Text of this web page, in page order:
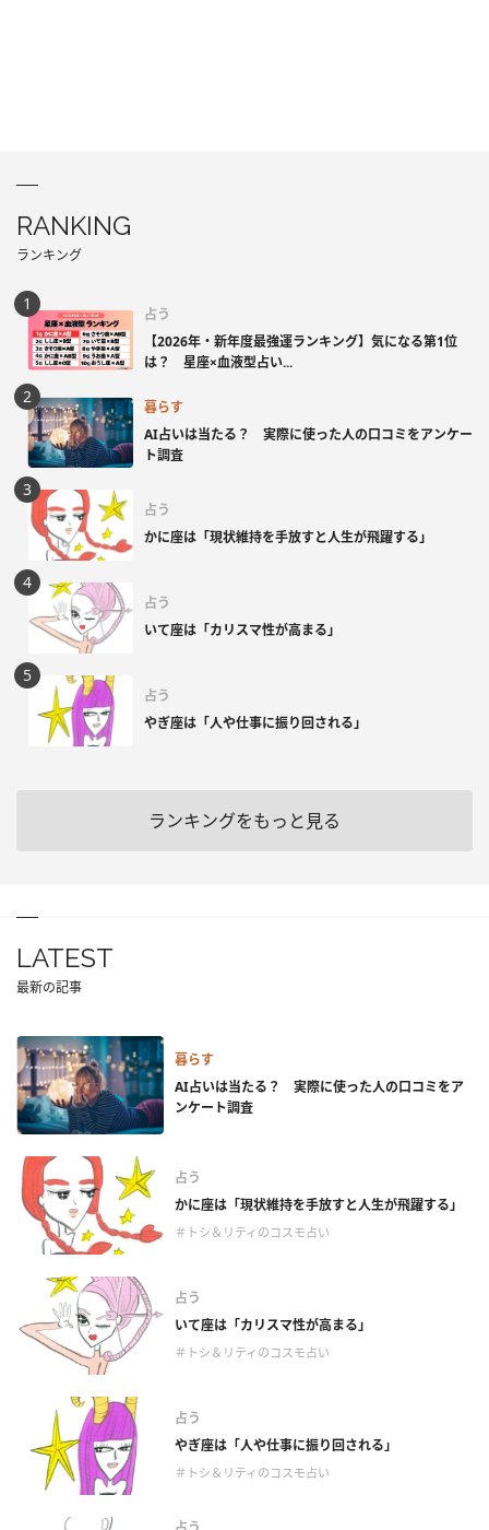
RANKING
ランキング
占う
【2026年・新年度最強運ランキング】気になる第1位
は？ 星座×血液型占い...
暮らす
AI占いは当たる？ 実際に使った人の口コミをアンケー
ト調査
占う
かに座は「現状維持を手放すと人生が飛躍する」
占う
いて座は「カリスマ性が高まる」
占う
やぎ座は「人や仕事に振り回される」
ランキングをもっと見る
LATEST
最新の記事
暮らす
AI占いは当たる？ 実際に使った人の口コミをア
ンケート調査
占う
かに座は「現状維持を手放すと人生が飛躍する」
＃トシ＆リティのコスモ占い
占う
いて座は「カリスマ性が高まる」
＃トシ＆リティのコスモ占い
占う
やぎ座は「人や仕事に振り回される」
＃トシ＆リティのコスモ占い